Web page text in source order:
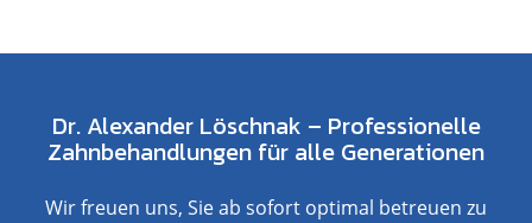
Dr. Alexander Löschnak – Professionelle
Zahnbehandlungen für alle Generationen
Wir freuen uns, Sie ab sofort optimal betreuen zu